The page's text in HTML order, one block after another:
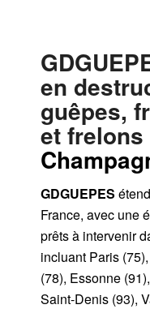
en
guêpes,
et
GDGUEPES
France, avec une
prêts à intervenir
incluant Paris
(78), Essonne
Saint-Denis (93),